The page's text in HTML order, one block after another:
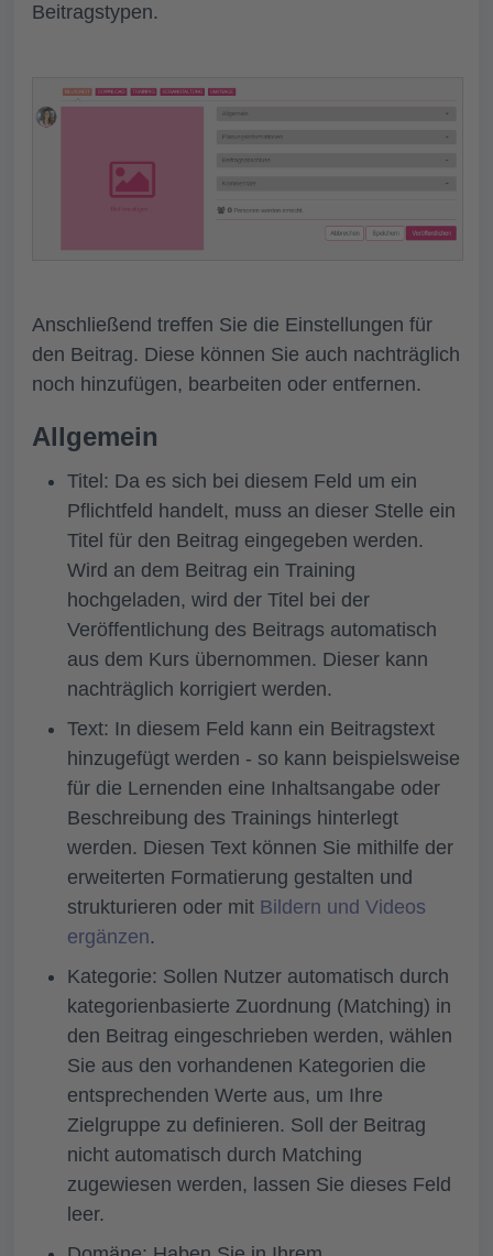
Beitragstypen.
Anschließend treffen Sie die Einstellungen für
den Beitrag. Diese können Sie auch nachträglich
noch hinzufügen, bearbeiten oder entfernen.
Allgemein
Titel: Da es sich bei diesem Feld um ein
Pflichtfeld handelt, muss an dieser Stelle ein
Titel für den Beitrag eingegeben werden.
Wird an dem Beitrag ein Training
hochgeladen, wird der Titel bei der
Veröffentlichung des Beitrags automatisch
aus dem Kurs übernommen. Dieser kann
nachträglich korrigiert werden.
Text: In diesem Feld kann ein Beitragstext
hinzugefügt werden - so kann beispielsweise
für die Lernenden eine Inhaltsangabe oder
Beschreibung des Trainings hinterlegt
werden. Diesen Text können Sie mithilfe der
erweiterten Formatierung gestalten und
strukturieren oder mit Bildern und Videos
ergänzen.
Kategorie: Sollen Nutzer automatisch durch
kategorienbasierte Zuordnung (Matching) in
den Beitrag eingeschrieben werden, wählen
Sie aus den vorhandenen Kategorien die
entsprechenden Werte aus, um Ihre
Zielgruppe zu definieren. Soll der Beitrag
nicht automatisch durch Matching
zugewiesen werden, lassen Sie dieses Feld
leer.